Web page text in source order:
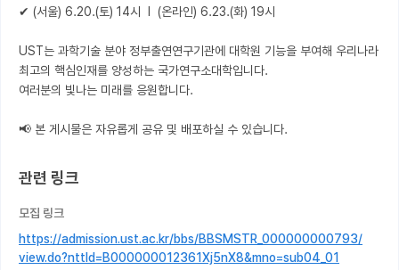
✔ (서울) 6.20.(토) 14시  l  (온라인) 6.23.(화) 19시
UST는 과학기술 분야 정부출연연구기관에 대학원 기능을 부여해 우리나라
최고의 핵심인재를 양성하는 국가연구소대학입니다.
여러분의 빛나는 미래를 응원합니다.
📢 본 게시물은 자유롭게 공유 및 배포하실 수 있습니다.
관련 링크
모집 링크
https://admission.ust.ac.kr/bbs/BBSMSTR_000000000793/
view.do?nttId=B000000012361Xj5nX8&mno=sub04_01